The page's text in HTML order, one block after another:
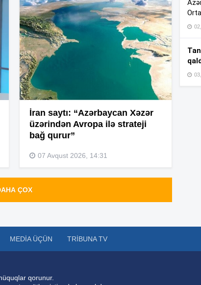
İran saytı: “Azərbaycan Xəzər
üzərindən Avropa ilə strateji
bağ qurur”
07 Avqust 2026, 14:31
ÇOX
MEDIA ÜÇÜN TRIBUNA TV
qorunur.